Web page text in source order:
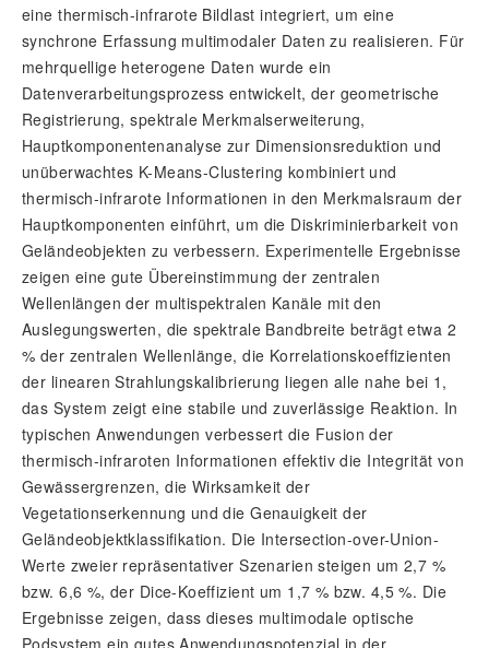
eine thermisch-infrarote Bildlast integriert, um eine
synchrone Erfassung multimodaler Daten zu realisieren. Für
mehrquellige heterogene Daten wurde ein
Datenverarbeitungsprozess entwickelt, der geometrische
Registrierung, spektrale Merkmalserweiterung,
Hauptkomponentenanalyse zur Dimensionsreduktion und
unüberwachtes K-Means-Clustering kombiniert und
thermisch-infrarote Informationen in den Merkmalsraum der
Hauptkomponenten einführt, um die Diskriminierbarkeit von
Geländeobjekten zu verbessern. Experimentelle Ergebnisse
zeigen eine gute Übereinstimmung der zentralen
Wellenlängen der multispektralen Kanäle mit den
Auslegungswerten, die spektrale Bandbreite beträgt etwa 2
% der zentralen Wellenlänge, die Korrelationskoeffizienten
der linearen Strahlungskalibrierung liegen alle nahe bei 1,
das System zeigt eine stabile und zuverlässige Reaktion. In
typischen Anwendungen verbessert die Fusion der
thermisch-infraroten Informationen effektiv die Integrität von
Gewässergrenzen, die Wirksamkeit der
Vegetationserkennung und die Genauigkeit der
Geländeobjektklassifikation. Die Intersection-over-Union-
Werte zweier repräsentativer Szenarien steigen um 2,7 %
bzw. 6,6 %, der Dice-Koeffizient um 1,7 % bzw. 4,5 %. Die
Ergebnisse zeigen, dass dieses multimodale optische
Podsystem ein gutes Anwendungspotenzial in der